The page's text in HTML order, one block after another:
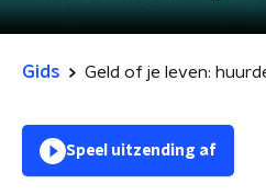
doet afstand
Gids
Speel uitzending af